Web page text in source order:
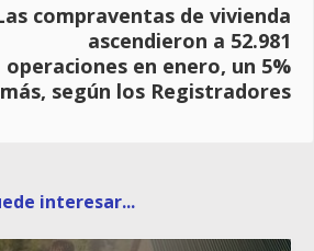
compraventas de vivienda
ascendieron a 52.981
operaciones en enero, un 5%
más, según los Registradores
interesar...